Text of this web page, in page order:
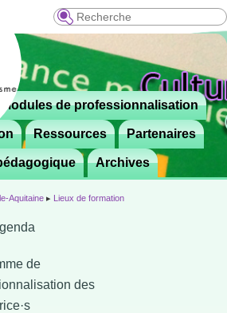
Recherche
Aller
contenu
principal
Modules de professionnalisation
Ressources Partenaires
Archives
Aquitaine ▸ Lieux de formation
de
des